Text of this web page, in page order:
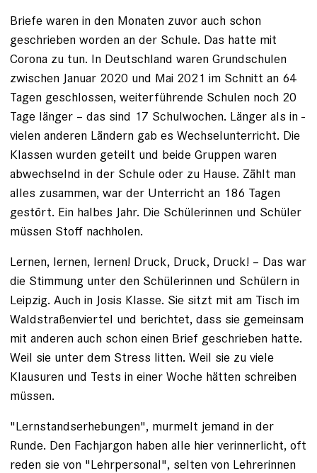
Briefe waren in den Monaten zuvor auch schon
geschrieben worden an der Schule. Das hatte mit
Corona zu tun. In Deutschland ­waren Grundschulen
zwischen Januar 2020 und Mai 2021 im Schnitt an 64
Tagen ­geschlossen, weiterführende Schulen noch 20
Tage länger – das sind 17 Schulwochen. Länger als in ­
vielen anderen Ländern gab es Wechselunterricht. Die
Klassen wurden geteilt und beide ­Gruppen waren
abwechselnd in der Schule oder zu Hause. Zählt man
alles zusammen, war der Unterricht an 186 Tagen
gestört. Ein halbes Jahr. Die Schülerinnen und Schüler
müssen Stoff nachholen.
Lernen, lernen, lernen! Druck, Druck, Druck! – Das war
die Stimmung unter den Schülerinnen und Schülern in
Leipzig. Auch in Josis Klasse. Sie sitzt mit am Tisch im
Waldstraßen­viertel und berichtet, dass sie gemeinsam
mit anderen auch schon einen Brief geschrieben hatte.
Weil sie unter dem Stress litten. Weil sie zu viele
Klausuren und Tests in einer Woche hätten schreiben
müssen.
"Lernstands­erhebungen", murmelt jemand in der
Runde. Den Fachjargon haben alle hier verinnerlicht, oft
reden sie von "Lehrpersonal", selten von Lehrerinnen